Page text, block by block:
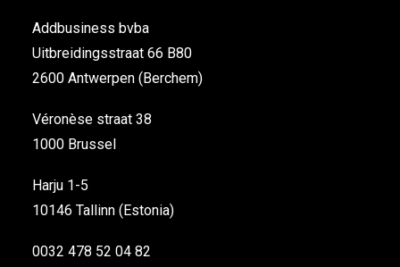
Addbusiness bvba
Uitbreidingsstraat 66 B80
2600 Antwerpen (Berchem)
Véronèse straat 38
1000 Brussel
Harju 1-5
10146 Tallinn (Estonia)
0032 478 52 04 82